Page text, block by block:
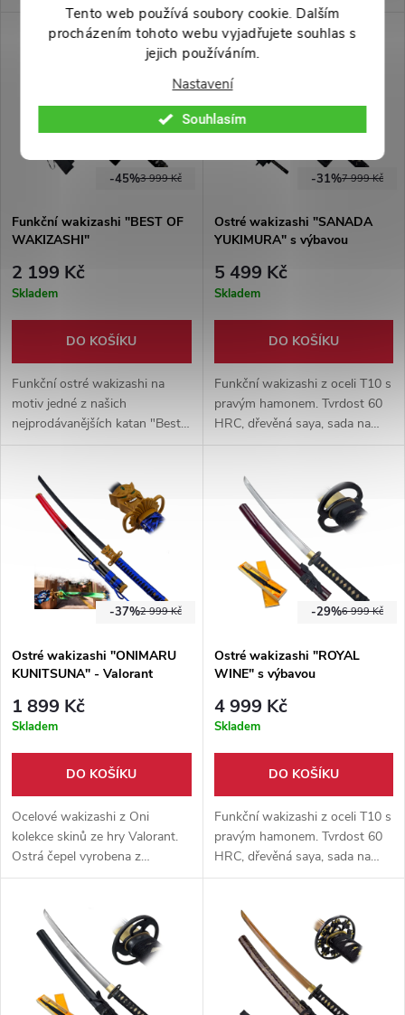
Tento web používá soubory cookie. Dalším
procházením tohoto webu vyjadřujete souhlas s
jejich používáním.
Nastavení
Souhlasím
karbonové oceli 1060.
Nádherně zdobená dřevěná
pochva, společně s rukojetí ji
háv dodávají meči neuvěřitelnou
eleganci.
vyrobena z karbonové oceli
1045, ocelová záštita a dřevěná
čistě bílá pochva.
3 999 Kč
-45%
Funkční wakizashi "BEST OF
WAKIZASHI"
2 199 Kč
Skladem
DO KOŠÍKU
Funkční ostré wakizashi na
motiv jedné z našich
nejprodávanějších katan "Best
of 2nd generation". Ostrá čepel
kovová záštita a dřevěná
pochva.
7 999 Kč
-31%
Ostré wakizashi "SANADA
YUKIMURA" s výbavou
5 499 Kč
Skladem
DO KOŠÍKU
Funkční wakizashi z oceli T10 s
pravým hamonem. Tvrdost 60
HRC, dřevěná saya, sada na
údržbu a stojánek v balení.
sbírku
2 999 Kč
-37%
Ostré wakizashi "ONIMARU
KUNITSUNA" - Valorant
1 899 Kč
Skladem
DO KOŠÍKU
Ocelové wakizashi z Oni
kolekce skinů ze hry Valorant.
Ostrá čepel vyrobena z
karbonové oceli 1045, kovová
dřevěnou pochvou dle herní
předlohy.
6 999 Kč
-29%
Ostré wakizashi "ROYAL
WINE" s výbavou
4 999 Kč
Skladem
DO KOŠÍKU
Funkční wakizashi z oceli T10 s
pravým hamonem. Tvrdost 60
HRC, dřevěná saya, sada na
údržbu a dřevěný stojánek v
i sbírku.